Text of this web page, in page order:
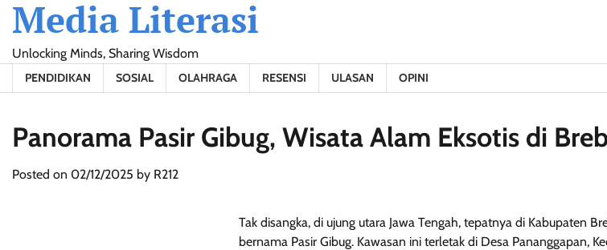
Skip
content
Media Literasi
Unlocking Minds, Sharing Wisdom
PENDIDIKAN SOSIAL OLAHRAGA RESENSI ULASAN OPINI
Panorama Pasir Gibug, Wisata Alam Eksotis di
Posted on 02/12/2025 by R212
Tak disangka, di ujung utara Jawa Tengah, tepatnya di Kabupaten
bernama Pasir Gibug. Kawasan ini terletak di Desa Pananggapan,